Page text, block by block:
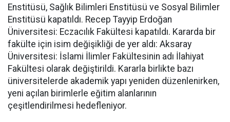
Enstitüsü, Sağlık Bilimleri Enstitüsü ve Sosyal Bilimler
Enstitüsü kapatıldı. Recep Tayyip Erdoğan
Üniversitesi: Eczacılık Fakültesi kapatıldı. Kararda bir
fakülte için isim değişikliği de yer aldı: Aksaray
Üniversitesi: İslami İlimler Fakültesinin adı İlahiyat
Fakültesi olarak değiştirildi. Kararla birlikte bazı
üniversitelerde akademik yapı yeniden düzenlenirken,
yeni açılan birimlerle eğitim alanlarının
çeşitlendirilmesi hedefleniyor.